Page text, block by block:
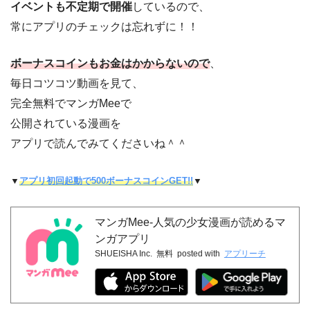
イベントも不定期で開催しているので、
常にアプリのチェックは忘れずに！！
ボーナスコインもお金はかからないので、
毎日コツコツ動画を見て、
完全無料でマンガMeeで
公開されている漫画を
アプリで読んでみてくださいね＾＾
▼ アプリ初回起動で500ボーナスコインGET!!▼
マンガMee-人気の少女漫画が読めるマ
ンガアプリ
SHUEISHA Inc. 無料 posted with アプリーチ